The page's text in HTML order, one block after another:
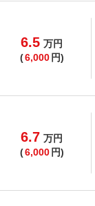
6.5 万円
(6,000 円)
6.7 万円
(6,000 円)